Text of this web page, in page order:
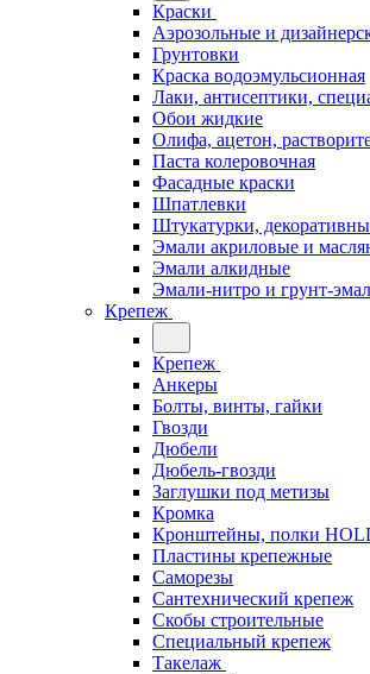
Краски
Аэрозольные и
Грунтовки
Краска водоэмульсионная
Лаки, антисептики,
Обои жидкие
Олифа, ацетон,
Паста колеровочная
Фасадные краски
Шпатлевки
Штукатурки,
Эмали акриловые и
Эмали алкидные
Эмали-нитро и грунт-
Крепеж
Крепеж
Анкеры
Болты, винты, гайки
Гвозди
Дюбели
Дюбель-гвозди
Заглушки под метизы
Кромка
Кронштейны, полки
Пластины крепежные
Саморезы
Сантехнический крепеж
Скобы строительные
Специальный крепеж
Такелаж